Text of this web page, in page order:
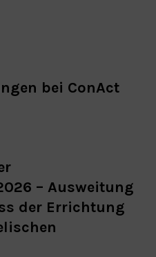
bei ConAct
– Ausweitung
der Errichtung